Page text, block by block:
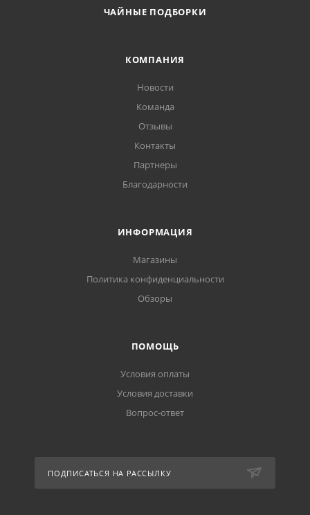
ЧАЙНЫЕ ПОДБОРКИ
КОМПАНИЯ
Новости
Команда
Отзывы
Контакты
Партнеры
Благодарности
ИНФОРМАЦИЯ
Магазины
Политика конфиденциальности
Обзоры
ПОМОЩЬ
Условия оплаты
Условия доставки
Вопрос-ответ
ПОДПИСАТЬСЯ НА РАССЫЛКУ